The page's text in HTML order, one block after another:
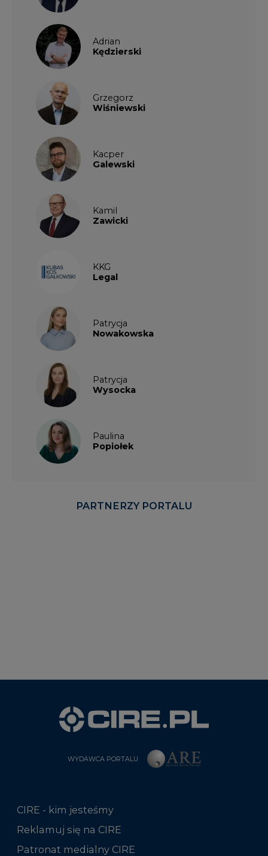
Adrian
Kędzierski
Grzegorz
Wiśniewski
Kacper
Galewski
Kamil
Zawicki
KKG
Legal
Patrycja
Nowakowska
Patrycja
Wysocka
Paulina
Popiołek
PARTNERZY PORTALU
WYDAWCA PORTALU
CIRE - kim jesteśmy
Reklamuj się na CIRE
Patronat medialny CIRE